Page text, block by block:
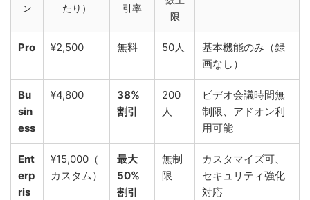
ン
たり）
引率
限
Pro ¥2,500 無料 50人
基本機能のみ（録
画なし）
Bu
sin
ess
¥4,800
38%
割引
200
人
ビデオ会議時間無
制限、アドオン利
用可能
Ent
erp
ris
¥15,000（
カスタム）
最大
50%
割引
無制
限
カスタマイズ可、
セキュリティ強化
対応